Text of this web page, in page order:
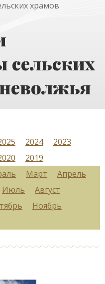
храмов
сельских
2024
2023
2019
Март
Апрель
Июль
Август
Ноябрь